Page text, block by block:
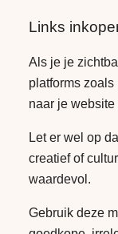
Links
Als je je
platforms zoals
naar je
Let er wel op
creatief of
waardevol.
Gebruik deze